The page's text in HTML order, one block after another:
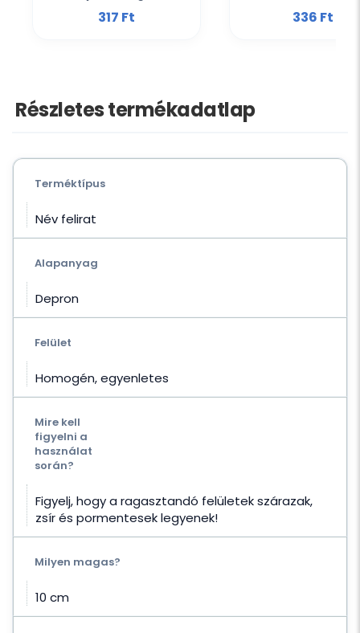
317 Ft‎ 336 Ft‎
Részletes termékadatlap
Terméktípus
Név felirat
Alapanyag
Depron
Felület
Homogén, egyenletes
Mire kell
figyelni a
használat
során?
Figyelj, hogy a ragasztandó felületek szárazak,
zsír és pormentesek legyenek!
Milyen magas?
10 cm